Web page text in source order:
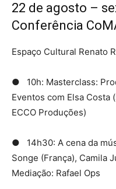
22 de agosto –
Conferência
Espaço Cultural Renato
● 10h: Masterclass:
Eventos com Elsa Costa
ECCO Produções)
● 14h30: A cena da
Songe (França), Camila
Mediação: Rafael Ops